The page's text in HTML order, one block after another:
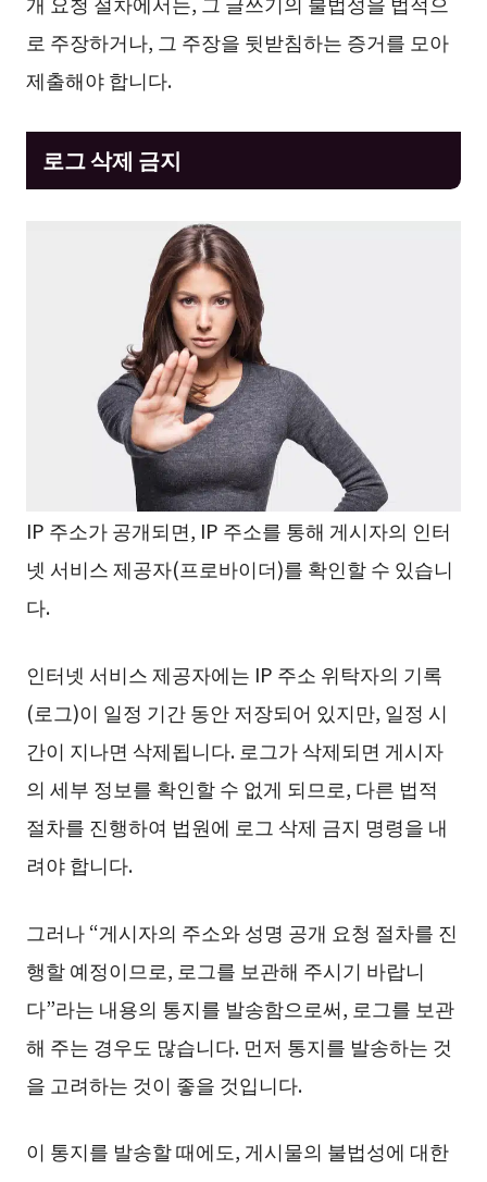
로 주장하거나, 그 주장을 뒷받침하는 증거를 모아
제출해야 합니다.
로그 삭제 금지
IP 주소가 공개되면, IP 주소를 통해 게시자의 인터
넷 서비스 제공자(프로바이더)를 확인할 수 있습니
다.
인터넷 서비스 제공자에는 IP 주소 위탁자의 기록
(로그)이 일정 기간 동안 저장되어 있지만, 일정 시
간이 지나면 삭제됩니다. 로그가 삭제되면 게시자
의 세부 정보를 확인할 수 없게 되므로, 다른 법적
절차를 진행하여 법원에 로그 삭제 금지 명령을 내
려야 합니다.
그러나 “게시자의 주소와 성명 공개 요청 절차를 진
행할 예정이므로, 로그를 보관해 주시기 바랍니
다”라는 내용의 통지를 발송함으로써, 로그를 보관
해 주는 경우도 많습니다. 먼저 통지를 발송하는 것
을 고려하는 것이 좋을 것입니다.
이 통지를 발송할 때에도, 게시물의 불법성에 대한